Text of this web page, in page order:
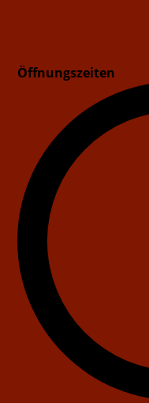
Öffnungszeiten